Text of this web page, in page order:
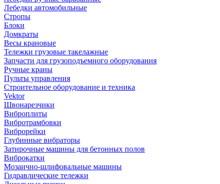
Лебедки автомобильные
Стропы
Блоки
Домкраты
Весы крановые
Тележки грузовые такелажные
Запчасти для грузоподъемного оборудования
Ручные краны
Пульты управления
Строительное оборудование и техника
Vektor
Швонарезчики
Виброплиты
Вибротрамбовки
Виброрейки
Глубинные вибраторы
Затирочные машины для бетонных полов
Виброкатки
Мозаично-шлифовальные машины
Гидравлические тележки